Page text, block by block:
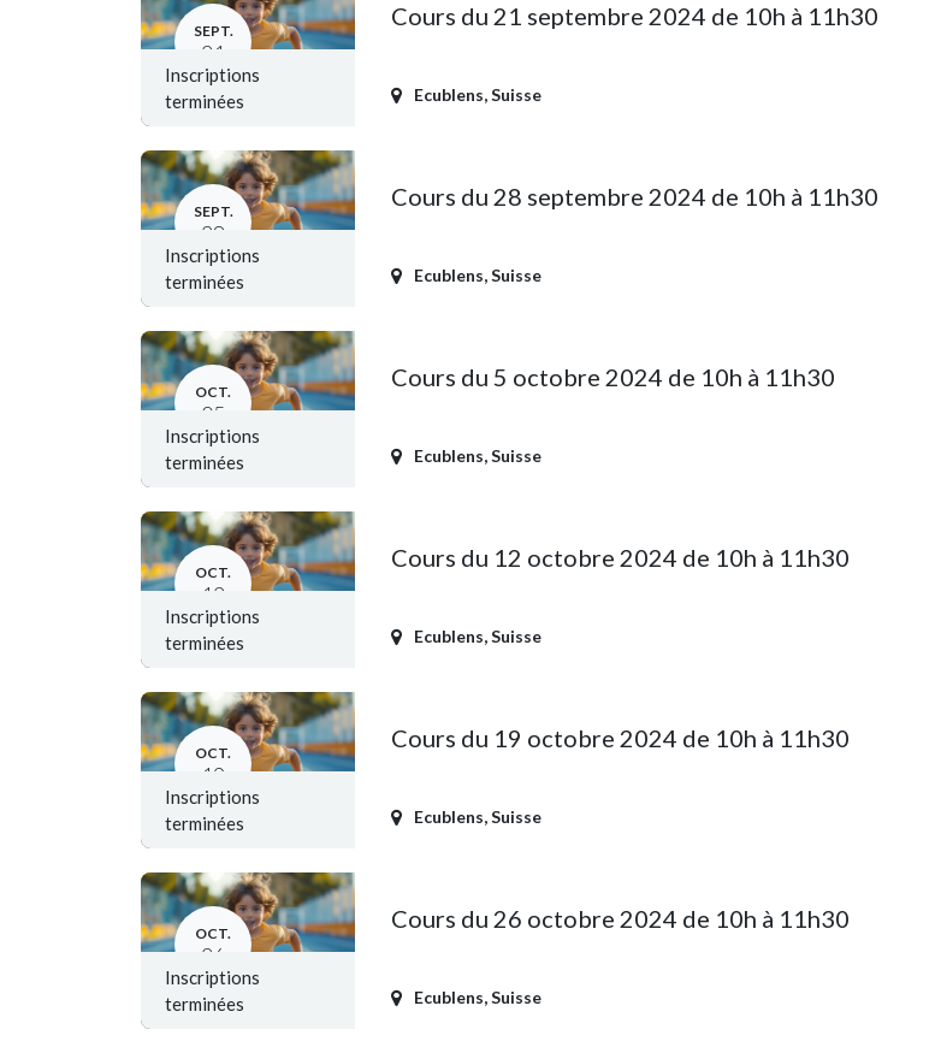
SEPT.
21
Inscriptions
terminées
Cours du 21 septembre 2024 de 10h à 11h30
Ecublens,Suisse
SEPT.
28
Inscriptions
terminées
Cours du 28 septembre 2024 de 10h à 11h30
Ecublens,Suisse
OCT.
05
Inscriptions
terminées
Cours du 5 octobre 2024 de 10h à 11h30
Ecublens,Suisse
OCT.
12
Inscriptions
terminées
Cours du 12 octobre 2024 de 10h à 11h30
Ecublens,Suisse
OCT.
19
Inscriptions
terminées
Cours du 19 octobre 2024 de 10h à 11h30
Ecublens,Suisse
OCT.
26
Inscriptions
terminées
Cours du 26 octobre 2024 de 10h à 11h30
Ecublens,Suisse